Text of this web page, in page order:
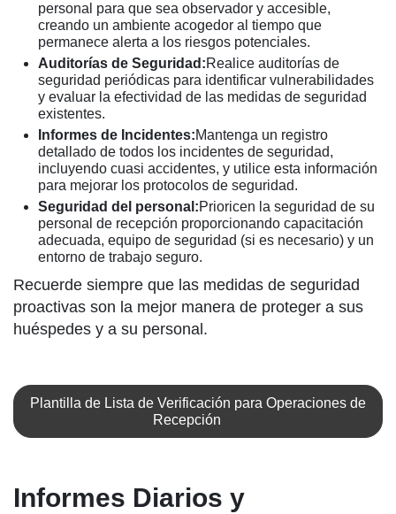
personal para que sea observador y accesible,
creando un ambiente acogedor al tiempo que
permanece alerta a los riesgos potenciales.
Auditorías de Seguridad:Realice auditorías de
seguridad periódicas para identificar vulnerabilidades
y evaluar la efectividad de las medidas de seguridad
existentes.
Informes de Incidentes:Mantenga un registro
detallado de todos los incidentes de seguridad,
incluyendo cuasi accidentes, y utilice esta información
para mejorar los protocolos de seguridad.
Seguridad del personal:Prioricen la seguridad de su
personal de recepción proporcionando capacitación
adecuada, equipo de seguridad (si es necesario) y un
entorno de trabajo seguro.
Recuerde siempre que las medidas de seguridad
proactivas son la mejor manera de proteger a sus
huéspedes y a su personal.
Plantilla de Lista de Verificación para Operaciones de
Recepción
Informes Diarios y